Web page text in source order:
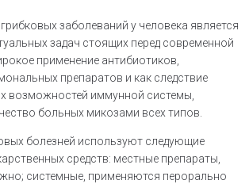
заболеваний у человека является
задач стоящих перед современной
применение антибиотиков,
препаратов и как следствие
возможностей иммунной системы,
больных микозами всех типов.
болезней используют следующие
средств: местные препараты,
системные, применяются перорально